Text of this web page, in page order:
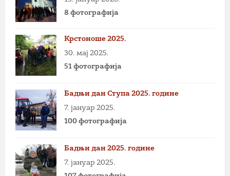
8 фотографија
Крстоноше 2025.
30. мај 2025.
51 фотографија
Бадњи дан Ступа 2025. године
7. јануар 2025.
100 фотографија
Бадњи дан 2025. године
7. јануар 2025.